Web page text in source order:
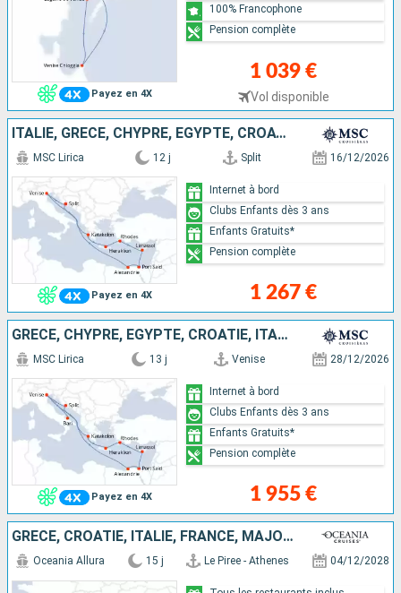
Payez en 4X
1 039 €
Vol disponible
100% Francophone
Pension complète
ITALIE, GRÈCE, CHYPRE, EGYPTE, CROATIE
Payez en 4X
MSC Lirica 12 j Split 16/12/2026
1 267 €
Internet à bord
Clubs Enfants dès 3 ans
Enfants Gratuits*
Pension complète
GRÈCE, CHYPRE, EGYPTE, CROATIE, ITALIE
Payez en 4X
MSC Lirica 13 j Venise 28/12/2026
1 955 €
Internet à bord
Clubs Enfants dès 3 ans
Enfants Gratuits*
Pension complète
GRÈCE, CROATIE, ITALIE, FRANCE, MAJORQUE, ESPAGNE
Oceania Allura 15 j Le Piree - Athenes 04/12/2028